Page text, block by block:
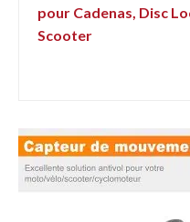
pour Cadenas, Disc
Scooter